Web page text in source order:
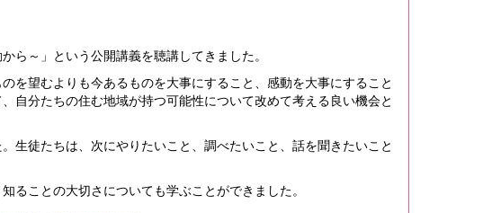
ら～」という公開講義を聴講してきました。
を望むよりも今あるものを大事にすること、感動を大事にすること
自分たちの住む地域が持つ可能性について改めて考える良い機会と
生徒たちは、次にやりたいこと、調べたいこと、話を聞きたいこと
ことの大切さについても学ぶことができました。